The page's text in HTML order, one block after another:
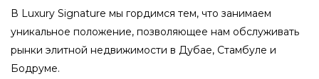
В Luxury Signature мы гордимся тем, что занимаем
уникальное положение, позволяющее нам обслуживать
рынки элитной недвижимости в Дубае, Стамбуле и
Бодруме.